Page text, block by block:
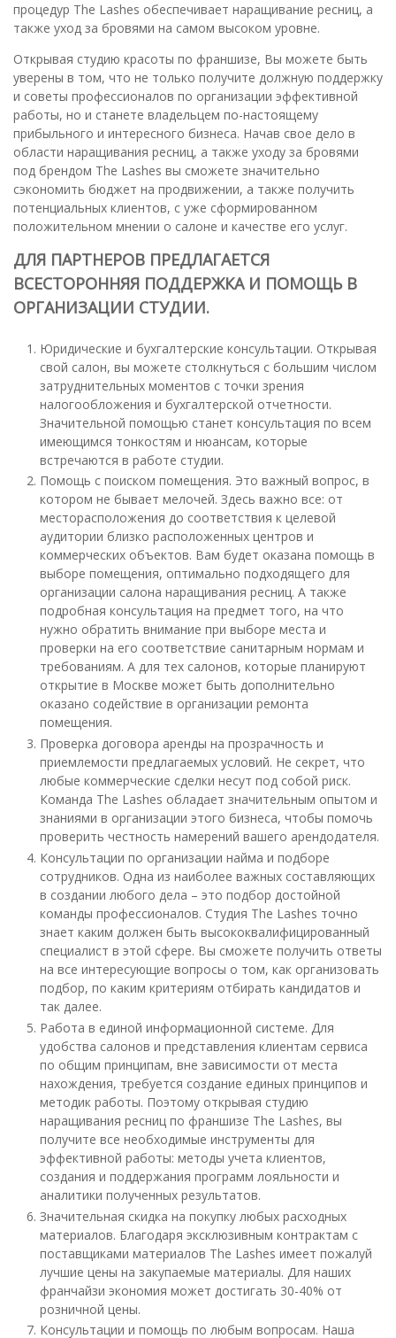
процедур The Lashes обеспечивает наращивание ресниц, а
также уход за бровями на самом высоком уровне.
Открывая студию красоты по франшизе, Вы можете быть
уверены в том, что не только получите должную поддержку
и советы профессионалов по организации эффективной
работы, но и станете владельцем по-настоящему
прибыльного и интересного бизнеса. Начав свое дело в
области наращивания ресниц, а также уходу за бровями
под брендом The Lashes вы сможете значительно
сэкономить бюджет на продвижении, а также получить
потенциальных клиентов, с уже сформированном
положительном мнении о салоне и качестве его услуг.
ДЛЯ ПАРТНЕРОВ ПРЕДЛАГАЕТСЯ
ВСЕСТОРОННЯЯ ПОДДЕРЖКА И ПОМОЩЬ В
ОРГАНИЗАЦИИ СТУДИИ.
Юридические и бухгалтерские консультации. Открывая
свой салон, вы можете столкнуться с большим числом
затруднительных моментов с точки зрения
налогообложения и бухгалтерской отчетности.
Значительной помощью станет консультация по всем
имеющимся тонкостям и нюансам, которые
встречаются в работе студии.
Помощь с поиском помещения. Это важный вопрос, в
котором не бывает мелочей. Здесь важно все: от
месторасположения до соответствия к целевой
аудитории близко расположенных центров и
коммерческих объектов. Вам будет оказана помощь в
выборе помещения, оптимально подходящего для
организации салона наращивания ресниц. А также
подробная консультация на предмет того, на что
нужно обратить внимание при выборе места и
проверки на его соответствие санитарным нормам и
требованиям. А для тех салонов, которые планируют
открытие в Москве может быть дополнительно
оказано содействие в организации ремонта
помещения.
Проверка договора аренды на прозрачность и
приемлемости предлагаемых условий. Не секрет, что
любые коммерческие сделки несут под собой риск.
Команда The Lashes обладает значительным опытом и
знаниями в организации этого бизнеса, чтобы помочь
проверить честность намерений вашего арендодателя.
Консультации по организации найма и подборе
сотрудников. Одна из наиболее важных составляющих
в создании любого дела – это подбор достойной
команды профессионалов. Студия The Lashes точно
знает каким должен быть высококвалифицированный
специалист в этой сфере. Вы сможете получить ответы
на все интересующие вопросы о том, как организовать
подбор, по каким критериям отбирать кандидатов и
так далее.
Работа в единой информационной системе. Для
удобства салонов и представления клиентам сервиса
по общим принципам, вне зависимости от места
нахождения, требуется создание единых принципов и
методик работы. Поэтому открывая студию
наращивания ресниц по франшизе The Lashes, вы
получите все необходимые инструменты для
эффективной работы: методы учета клиентов,
создания и поддержания программ лояльности и
аналитики полученных результатов.
Значительная скидка на покупку любых расходных
материалов. Благодаря эксклюзивным контрактам с
поставщиками материалов The Lashes имеет пожалуй
лучшие цены на закупаемые материалы. Для наших
франчайзи экономия может достигать 30-40% от
розничной цены.
Консультации и помощь по любым вопросам. Наша